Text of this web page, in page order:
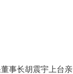
事长胡震宇上台亲